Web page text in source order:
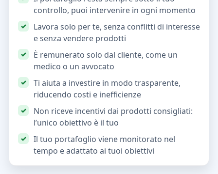
controllo, puoi intervenire in ogni momento
Lavora solo per te, senza conflitti di interesse
e senza vendere prodotti
È remunerato solo dal cliente, come un
medico o un avvocato
Ti aiuta a investire in modo trasparente,
riducendo costi e inefficienze
Non riceve incentivi dai prodotti consigliati:
l’unico obiettivo è il tuo
Il tuo portafoglio viene monitorato nel
tempo e adattato ai tuoi obiettivi